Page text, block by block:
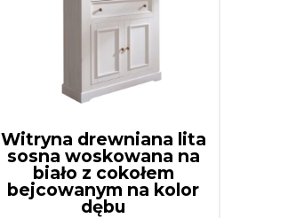
Witryna drewniana lita
sosna woskowana na
biało z cokołem
bejcowanym na kolor
dębu